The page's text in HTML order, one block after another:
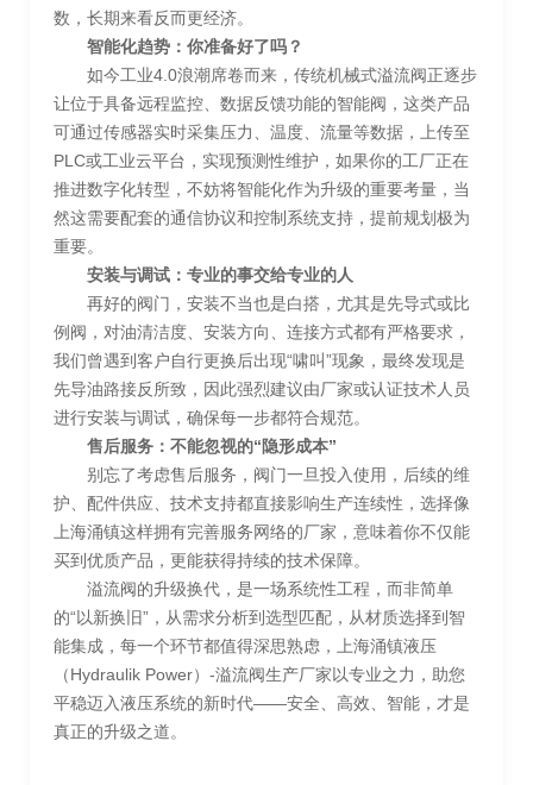
数，长期来看反而更经济。
智能化趋势：你准备好了吗？
如今工业4.0浪潮席卷而来，传统机械式溢流阀正逐步
让位于具备远程监控、数据反馈功能的智能阀，这类产品
可通过传感器实时采集压力、温度、流量等数据，上传至
PLC或工业云平台，实现预测性维护，如果你的工厂正在
推进数字化转型，不妨将智能化作为升级的重要考量，当
然这需要配套的通信协议和控制系统支持，提前规划极为
重要。
安装与调试：专业的事交给专业的人
再好的阀门，安装不当也是白搭，尤其是先导式或比
例阀，对油清洁度、安装方向、连接方式都有严格要求，
我们曾遇到客户自行更换后出现“啸叫”现象，最终发现是
先导油路接反所致，因此强烈建议由厂家或认证技术人员
进行安装与调试，确保每一步都符合规范。
售后服务：不能忽视的“隐形成本”
别忘了考虑售后服务，阀门一旦投入使用，后续的维
护、配件供应、技术支持都直接影响生产连续性，选择像
上海涌镇这样拥有完善服务网络的厂家，意味着你不仅能
买到优质产品，更能获得持续的技术保障。
溢流阀的升级换代，是一场系统性工程，而非简单
的“以新换旧”，从需求分析到选型匹配，从材质选择到智
能集成，每一个环节都值得深思熟虑，上海涌镇液压
（Hydraulik Power）-溢流阀生产厂家以专业之力，助您
平稳迈入液压系统的新时代——安全、高效、智能，才是
真正的升级之道。